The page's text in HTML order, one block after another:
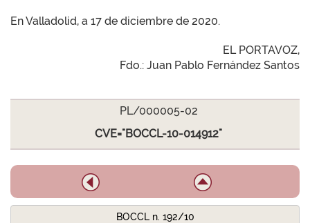
En Valladolid, a 17 de diciembre de 2020.
EL PORTAVOZ,
Fdo.: Juan Pablo Fernández Santos
PL/000005-02
CVE="BOCCL-10-014912"
BOCCL n. 192/10